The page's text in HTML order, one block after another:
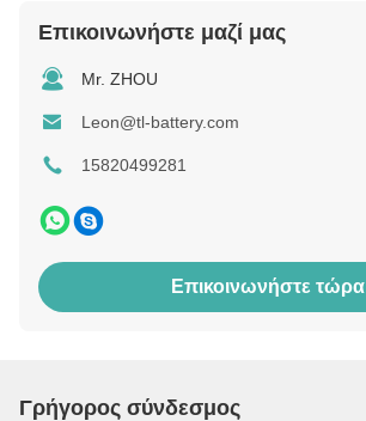
Επικοινωνήστε μαζί μας
Mr. ZHOU
Leon@tl-battery.com
15820499281
Επικοινωνήστε τώρα
Γρήγορος σύνδεσμος